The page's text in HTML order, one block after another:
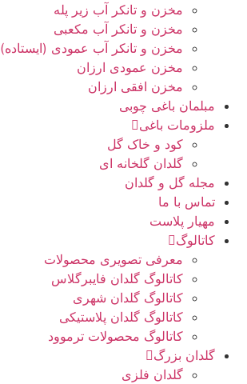
مخزن و تانکر آب زیر پله
مخزن و تانکر آب مکعبی
مخزن و تانکر آب عمودی (ایستاده)
مخزن عمودی ارزان
مخزن افقی ارزان
مبلمان باغی چوبی
ملزومات باغی
کود و خاک گل
گلدان گلخانه ای
مجله گل و گلدان
تماس با ما
مهیار پلاست
کاتالوگ
معرفی تصویری محصولات
کاتالوگ گلدان فایبرگلاس
کاتالوگ گلدان شهری
کاتالوگ گلدان پلاستیکی
کاتالوگ محصولات ترموود
گلدان بزرگ
گلدان فلزی